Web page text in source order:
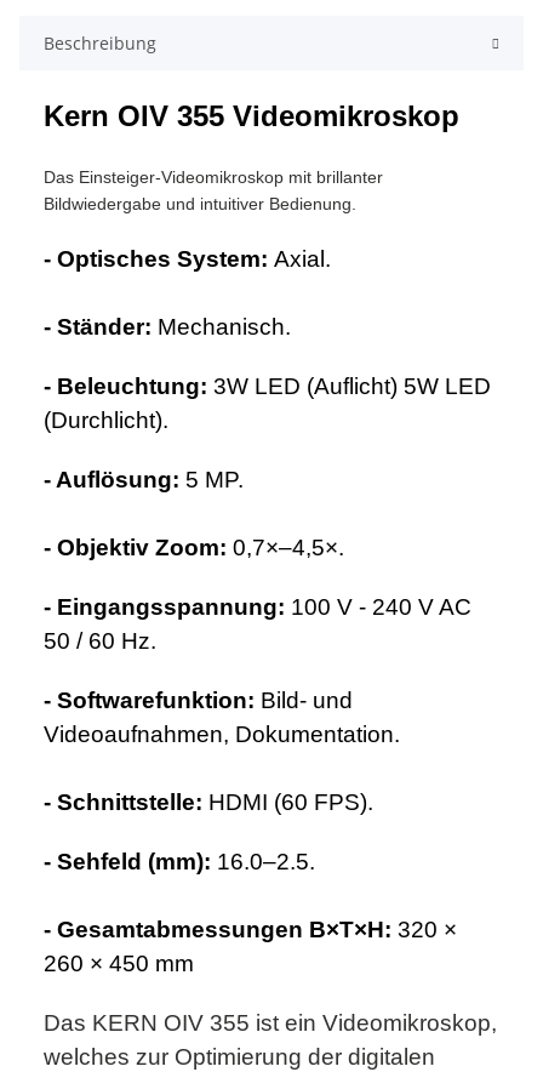
Beschreibung
Kern OIV 355 Videomikroskop
Das Einsteiger-Videomikroskop mit brillanter
Bildwiedergabe und intuitiver Bedienung.
- Optisches System: Axial.
- Ständer: Mechanisch.
- Beleuchtung: 3W LED (Auflicht) 5W LED
(Durchlicht).
- Auflösung: 5 MP.
- Objektiv Zoom: 0,7×–4,5×.
- Eingangsspannung: 100 V - 240 V AC
50 / 60 Hz.
- Softwarefunktion: Bild- und
Videoaufnahmen, Dokumentation.
- Schnittstelle: HDMI (60 FPS).
- Sehfeld (mm): 16.0–2.5.
- Gesamtabmessungen B×T×H: 320 ×
260 × 450 mm
Das KERN OIV 355 ist ein Videomikroskop,
welches zur Optimierung der digitalen